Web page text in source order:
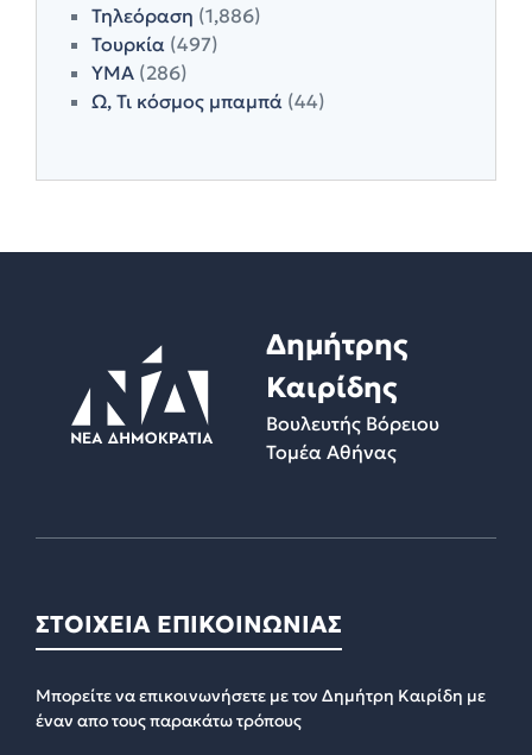
Τηλεόραση (1,886)
Τουρκία (497)
ΥΜΑ (286)
Ω, Τι κόσμος μπαμπά (44)
Δημήτρης
Καιρίδης
Βουλευτής Βόρειου
Τομέα Αθήνας
ΣΤΟΙΧΕΙΑ ΕΠΙΚΟΙΝΩΝΙΑΣ
Μπορείτε να επικοινωνήσετε με τον Δημήτρη Καιρίδη με
έναν απο τους παρακάτω τρόπους